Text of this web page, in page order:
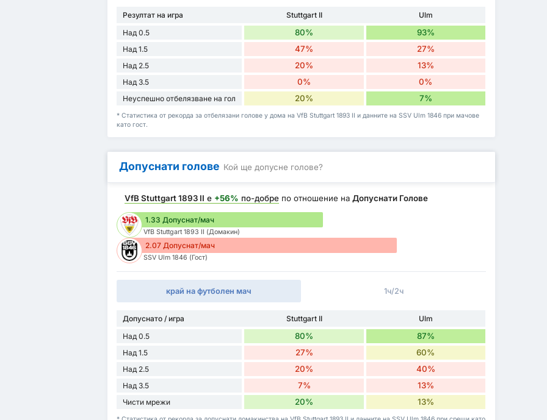
Резултат на игра Stuttgart II
Ulm
Над 0.5
80% 93%
Над 1.5 47% 27%
Над 2.5 20% 13%
Над 3.5 0% 0%
Неуспешно отбелязване на гол 20% 7%
* Статистика от рекорда за отбелязани голове у дома на VfB Stuttgart 1893 II и данните на SSV Ulm 1846 при мачове
като гост.
Допуснати голове Кой ще допусне голове?
VfB Stuttgart 1893 II е +56% по-добре по отношение наДопуснати Голове
1.33 Допуснат/мач
VfB Stuttgart 1893 II (Домакин)
2.07 Допуснат/мач
SSV Ulm 1846 (Гост)
край на футболен мач 1ч/2ч
Допуснато / игра Stuttgart II
Ulm
Над 0.5
80% 87%
Над 1.5 27% 60%
Над 2.5 20% 40%
Над 3.5 7% 13%
Чисти мрежи 20% 13%